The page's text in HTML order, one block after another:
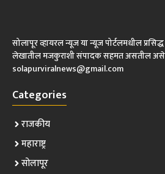
सोलापूर व्हायरल न्यूज या न्यूज पोर्टलमधील प्रसिद्ध
लेखातील मजकुराशी संपादक सहमत असतील असे
solapurviralnews@gmail.com
Categories
राजकीय
महाराष्ट्र
सोलापूर